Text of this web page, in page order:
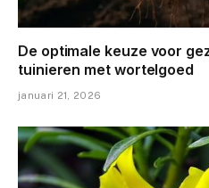
De optimale keuze voor
tuinieren met wortelgoed
januari 21, 2026